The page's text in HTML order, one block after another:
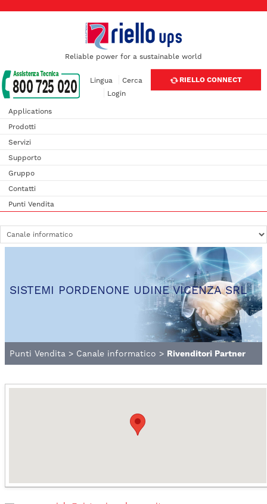
Reliable power for a sustainable world
RIELLO CONNECT
Lingua
Cerca
Login
Applications
Prodotti
Servizi
Supporto
Gruppo
Contatti
Punti Vendita
SISTEMI PORDENONE UDINE VICENZA SRL
Punti Vendita > Canale informatico > Rivenditori Partner